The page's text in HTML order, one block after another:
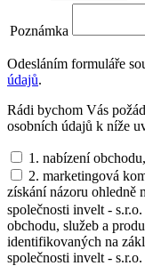
Poznámka
Odesláním formuláře
údajů.
Rádi bychom Vás
osobních údajů k níže
1. nabízení
2. marketingová
získání názoru ohledně
společnosti invelt - s.r.o.
obchodu, služeb a
identifikovaných na
společnosti invelt - s.r.o.